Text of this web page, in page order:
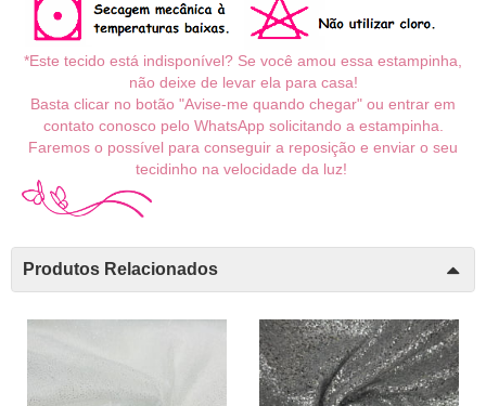
*Este tecido está indisponível? Se você amou essa estampinha,
não deixe de levar ela para casa!
Basta clicar no botão "Avise-me quando chegar" ou entrar em
contato conosco pelo WhatsApp solicitando a estampinha.
Faremos o possível para conseguir a reposição e enviar o seu
tecidinho na velocidade da luz!
Produtos Relacionados